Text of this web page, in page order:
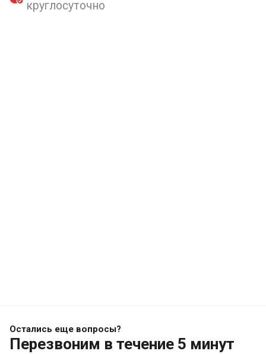
круглосуточно
Остались еще вопросы?
Перезвоним в течение 5 минут